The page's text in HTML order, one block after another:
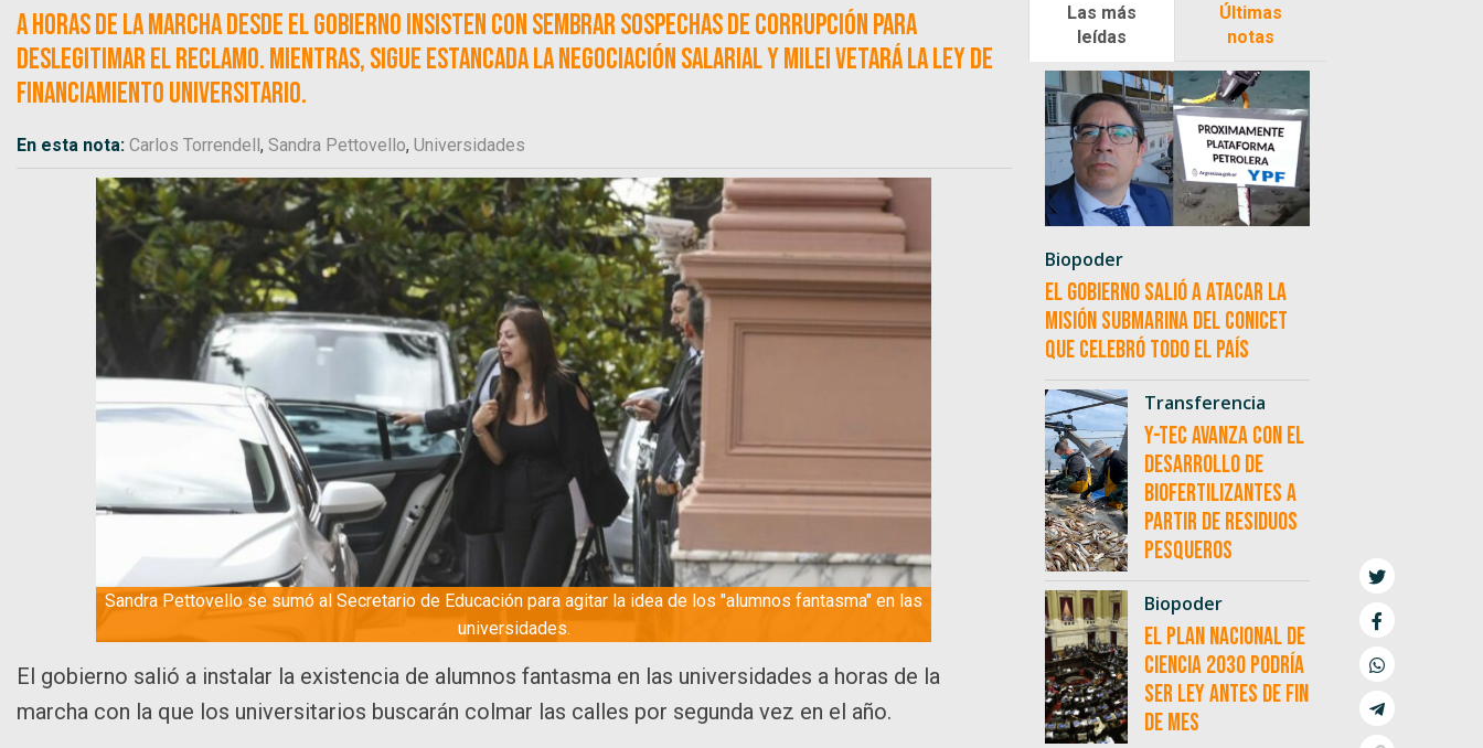
A horas de la marcha desde el Gobierno insisten con sembrar sospechas de corrupción para
deslegitimar el reclamo. Mientras, sigue estancada la negociación salarial y Milei vetará la Ley de
Financiamiento Universitario.
En esta nota: Carlos Torrendell, Sandra Pettovello, Universidades
Sandra Pettovello se sumó al Secretario de Educación para agitar la idea de los "alumnos fantasma" en las
universidades.
El gobierno salió a instalar la existencia de alumnos fantasma en las universidades a horas de la
marcha con la que los universitarios buscarán colmar las calles por segunda vez en el año.
Las más
leídas
Últimas
notas
Biopoder
El Gobierno salió a atacar la
misión submarina del CONICET
que celebró todo el país
Transferencia
Y-TEC avanza con el
desarrollo de
biofertilizantes a
partir de residuos
pesqueros
Biopoder
El Plan Nacional de
Ciencia 2030 podría
ser ley antes de fin
de mes